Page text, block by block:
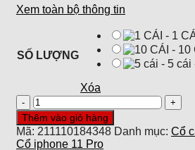
Xem toàn bộ thông tin
SỐ LƯỢNG
- 1
- 10
- 5 cái
Xóa
Cổ
iphone
11
Pro
Thêm vào giỏ hàng
Mã: 211110184348 Danh mục: Cổ
Cổ iphone 11 Pro